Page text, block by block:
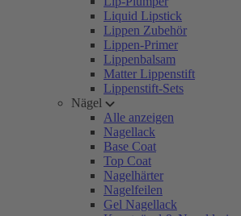
Liquid Lipstick
Lippen Zubehör
Lippen-Primer
Lippenbalsam
Matter Lippenstift
Lippenstift-Sets
Nägel
Alle anzeigen
Nagellack
Base Coat
Top Coat
Nagelhärter
Nagelfeilen
Gel Nagellack